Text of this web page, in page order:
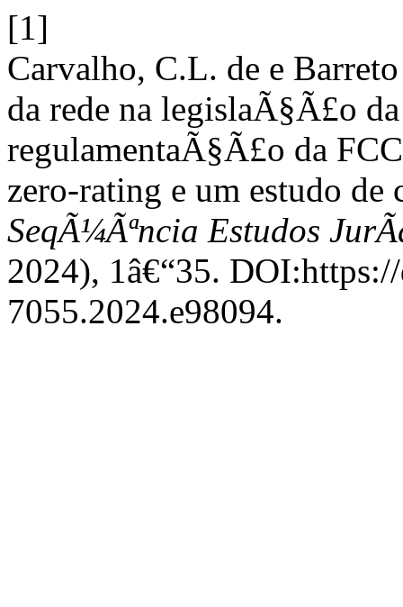
[1]
Carvalho, C.L. de e
da rede na legislaÃ§Ã£o
regulamentaÃ§Ã£o da
zero-rating e um estudo
SeqÃ¼Ãªncia Estudos
2024), 1â€“35.
7055.2024.e98094.